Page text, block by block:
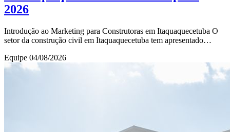
2026
Introdução ao Marketing para Construtoras em Itaquaquecetuba O
setor da construção civil em Itaquaquecetuba tem apresentado
Equipe 04/08/2026